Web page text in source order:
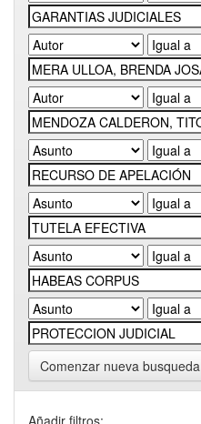
Comenzar nueva busqueda
Añadir filtros: